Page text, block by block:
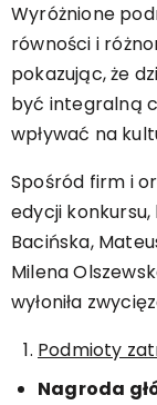
Wyróżnione
równości i
pokazując, że
być integralną
wpływać na
Spośród firm i
edycji konkursu,
Bacińska,
Milena
wyłoniła
Podmioty
Nagroda